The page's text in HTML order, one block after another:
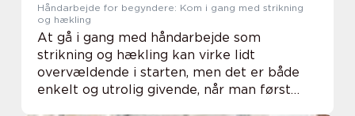
Håndarbejde for begyndere: Kom i gang med strikning
og hækling
At gå i gang med håndarbejde som
strikning og hækling kan virke lidt
overvældende i starten, men det er både
enkelt og utrolig givende, når man først